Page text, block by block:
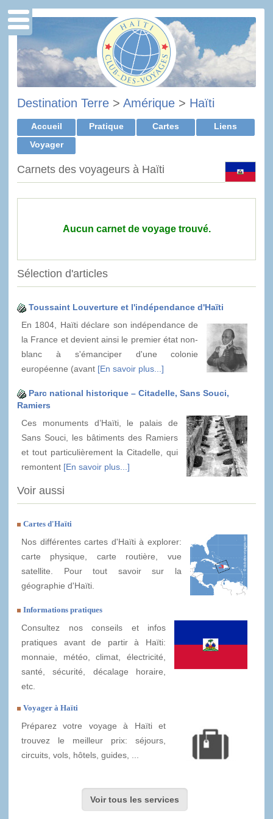
Destination Terre > Amérique > Haïti
Accueil Pratique Cartes
Liens
Voyager
Carnets des voyageurs à Haïti
Aucun carnet de voyage trouvé.
Sélection d'articles
Toussaint Louverture et l'indépendance d'Haïti
En 1804, Haïti déclare son indépendance de
la France et devient ainsi le premier état non-
blanc à s'émanciper d'une colonie
européenne (avant [En savoir plus...]
Parc national historique – Citadelle, Sans Souci,
Ramiers
Ces monuments d’Haïti, le palais de
Sans Souci, les bâtiments des Ramiers
et tout particulièrement la Citadelle, qui
remontent [En savoir plus...]
Voir aussi
Cartes d'Haïti
Nos différentes cartes d'Haïti à explorer:
carte physique, carte routière, vue
satellite. Pour tout savoir sur la
géographie d'Haïti.
Informations pratiques
Consultez nos conseils et infos
pratiques avant de partir à Haïti:
monnaie, météo, climat, électricité,
santé, sécurité, décalage horaire,
etc.
Voyager à Haïti
Préparez votre voyage à Haïti et
trouvez le meilleur prix: séjours,
circuits, vols, hôtels, guides, ...
Voir tous les services